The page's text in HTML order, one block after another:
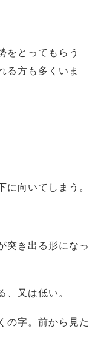
をとってもらう
る方も多くいま
向いてしまう。
き出る形になっ
又は低い。
字。前から見た